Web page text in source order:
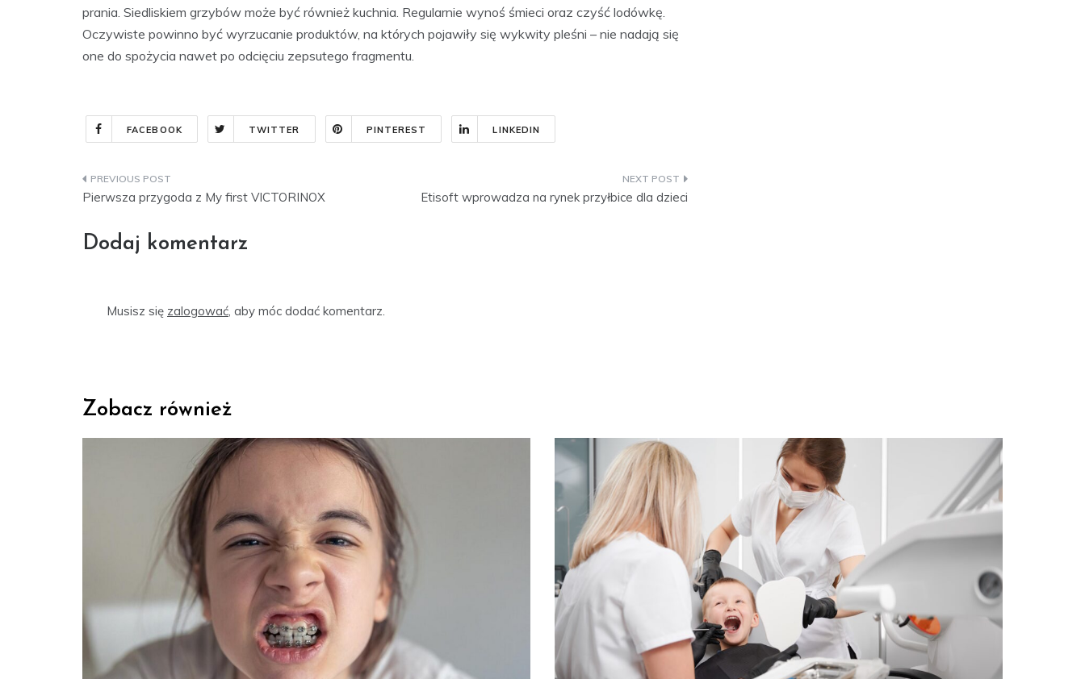
prania. Siedliskiem grzybów może być również kuchnia. Regularnie wynoś śmieci oraz czyść lodówkę.
Oczywiste powinno być wyrzucanie produktów, na których pojawiły się wykwity pleśni – nie nadają się
one do spożycia nawet po odcięciu zepsutego fragmentu.
FACEBOOK TWITTER PINTEREST LINKEDIN
Nawigacja
Pierwsza przygoda z My first VICTORINOX Etisoft wprowadza na rynek przyłbice dla dzieci
Dodaj komentarz
Musisz się zalogować, aby móc dodać komentarz.
Zobacz również